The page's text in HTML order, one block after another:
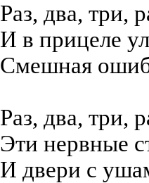
Раз, два, три,
И в прицеле
Смешная
Раз, два, три,
Эти нервные
И двери с